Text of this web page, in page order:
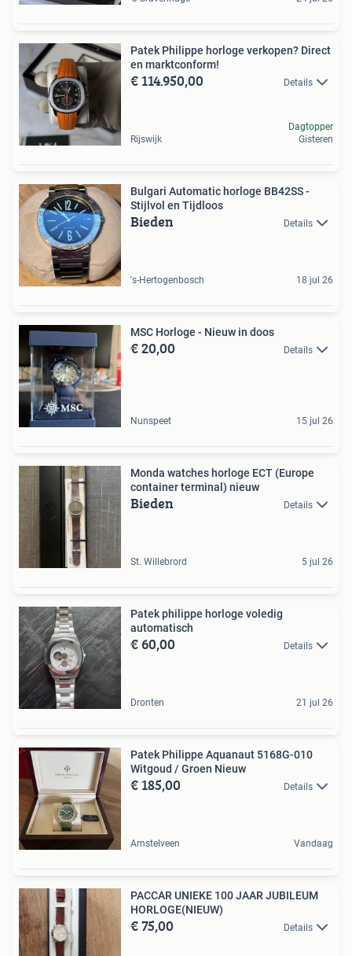
Patek Philippe horloge verkopen? Direct
en marktconform!
€ 114.950,00 Details
Rijswijk
Dagtopper
Gisteren
Bulgari Automatic horloge BB42SS -
Stijlvol en Tijdloos
Bieden Details
's-Hertogenbosch 18 jul 26
MSC Horloge - Nieuw in doos
€ 20,00 Details
Nunspeet 15 jul 26
Monda watches horloge ECT (Europe
container terminal) nieuw
Bieden Details
St. Willebrord 5 jul 26
Patek philippe horloge voledig
automatisch
€ 60,00 Details
Dronten 21 jul 26
Patek Philippe Aquanaut 5168G-010
Witgoud / Groen Nieuw
€ 185,00 Details
Amstelveen Vandaag
PACCAR UNIEKE 100 JAAR JUBILEUM
HORLOGE(NIEUW)
€ 75,00 Details